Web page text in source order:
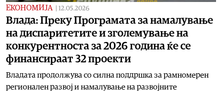
ЕКОНОМИЈА 12.05.2026
Влада: Преку Програмата за намалување
на диспаритетите и зголемување на
конкурентноста за 2026 година ќе се
финансираат 32 проекти
Владата продолжува со силна поддршка за рамномерен
регионален развој и намалување на развојните